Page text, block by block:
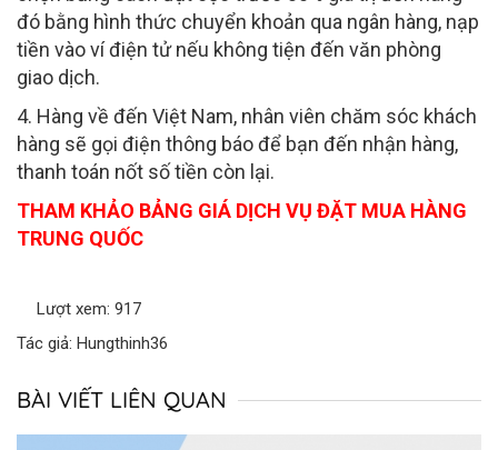
đó bằng hình thức chuyển khoản qua ngân hàng, nạp
tiền vào ví điện tử nếu không tiện đến văn phòng
giao dịch.
4. Hàng về đến Việt Nam, nhân viên chăm sóc khách
hàng sẽ gọi điện thông báo để bạn đến nhận hàng,
thanh toán nốt số tiền còn lại.
THAM KHẢO BẢNG GIÁ DỊCH VỤ ĐẶT MUA HÀNG
TRUNG QUỐC
Lượt xem: 917
Tác giả: Hungthinh36
BÀI VIẾT LIÊN QUAN